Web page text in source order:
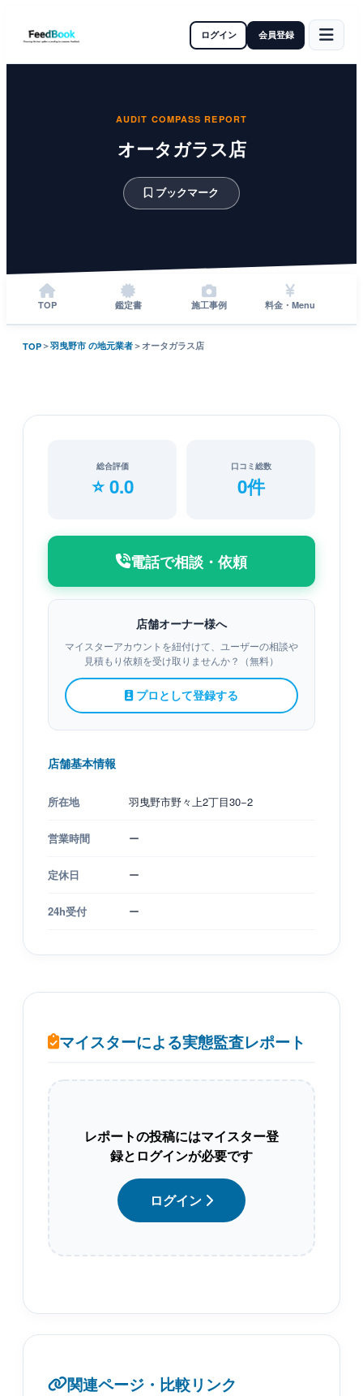
ログイン 会員登録
AUDIT COMPASS REPORT
オータガラス店
ブックマーク
TOP 鑑定書 施工事例 料金・Menu
TOP＞羽曳野市 の地元業者＞ オータガラス店
総合評価
⭐ 0.0
口コミ総数
0件
電話で相談・依頼
店舗オーナー様へ
マイスターアカウントを紐付けて、ユーザーの相談や
見積もり依頼を受け取りませんか？（無料）
プロとして登録する
店舗基本情報
所在地 羽曳野市野々上2丁目30−2
営業時間 ー
定休日 ー
24h受付 ー
マイスターによる実態監査レポート
レポートの投稿にはマイスター登
録とログインが必要です
ログイン
関連ページ・比較リンク